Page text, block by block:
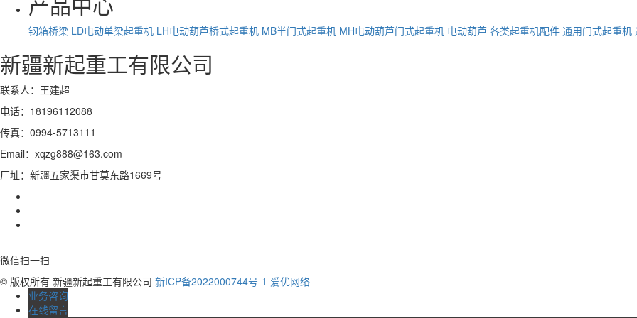
钢箱桥梁 LD电动单梁起重机 LH电动葫芦桥式起重机 MB半门式起重机 MH电动葫芦门式起重机 电动葫芦 各类起重机配件 通用门式起重机
新疆新起重工有限公司
联系人：王建超
电话：18196112088
传真：0994-5713111
Email：xqzg888@163.com
厂址：新疆五家渠市甘莫东路1669号
微信扫一扫
© 版权所有 新疆新起重工有限公司 新ICP备2022000744号-1 爱优网络
业务咨询
在线留言